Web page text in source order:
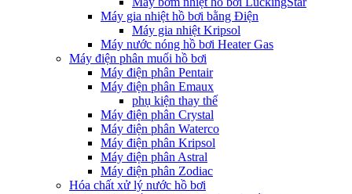
Máy gia nhiệt hồ bơi bằng Điện
Máy gia nhiệt Kripsol
Máy nước nóng hồ bơi Heater Gas
Máy điện phân muối hồ bơi
Máy điện phân Pentair
Máy điện phân Emaux
phụ kiện thay thế
Máy điện phân Crystal
Máy điện phân Waterco
Máy điện phân Kripsol
Máy điện phân Astral
Máy điện phân Zodiac
Hóa chất xử lý nước hồ bơi